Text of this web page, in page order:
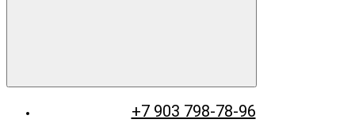
+7 903 798-78-96